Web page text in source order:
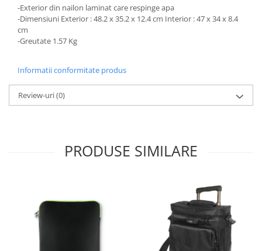
-Exterior din nailon laminat care respinge apa
-Dimensiuni Exterior : 48.2 x 35.2 x 12.4 cm Interior : 47 x 34 x 8.4
cm
-Greutate 1.57 Kg
Informatii conformitate produs
Review-uri(0)
PRODUSE SIMILARE